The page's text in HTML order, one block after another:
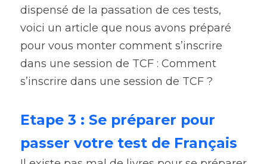
dispensé de la passation de ces tests,
voici un article que nous avons préparé
pour vous monter comment s’inscrire
dans une session de TCF : Comment
s’inscrire dans une session de TCF ?
Etape 3 : Se préparer pour
passer votre test de Français